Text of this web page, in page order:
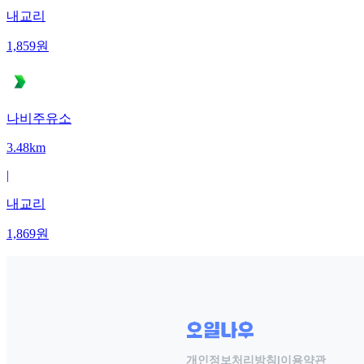
내교리
1,859원
나비주유소
3.48km
|
내교리
1,869원
개인정보처리방침 |이용약관